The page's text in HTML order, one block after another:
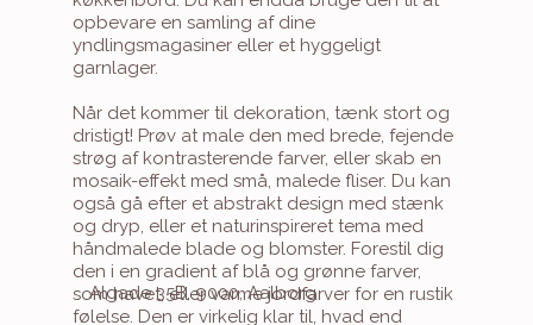
opbevare en samling af dine
yndlingsmagasiner eller et hyggeligt
garnlager.
Når det kommer til dekoration, tænk stort og
dristigt! Prøv at male den med brede, fejende
strøg af kontrasterende farver, eller skab en
mosaik-effekt med små, malede fliser. Du kan
også gå efter et abstrakt design med stænk
og dryp, eller et naturinspireret tema med
håndmalede blade og blomster. Forestil dig
den i en gradient af blå og grønne farver,
som havet, eller varme jordfarver for en rustik
følelse. Den er virkelig klar til, hvad end
Algade 35B, 9000, Aalborg